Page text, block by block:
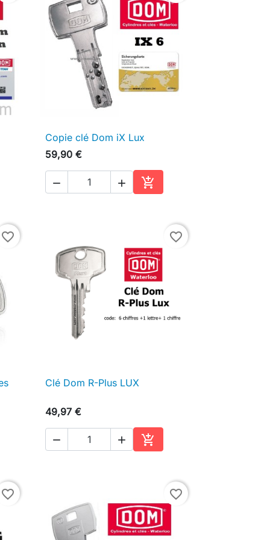
au panier
 Aperçu rapide
Copie clé Dom iX Lux
59,90 €
  
Ajouter au panier
favorite_border favorite_border
 Aperçu rapide
Clé Dom R-Plus LUX
49,97 €
  
Ajouter au panier
favorite_border favorite_border